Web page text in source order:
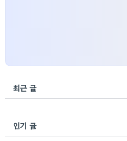
최근 글
인기 글